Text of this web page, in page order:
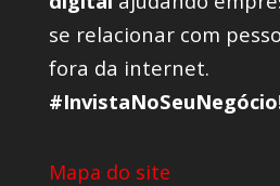
se relacionar com
fora da internet.
Mapa do site